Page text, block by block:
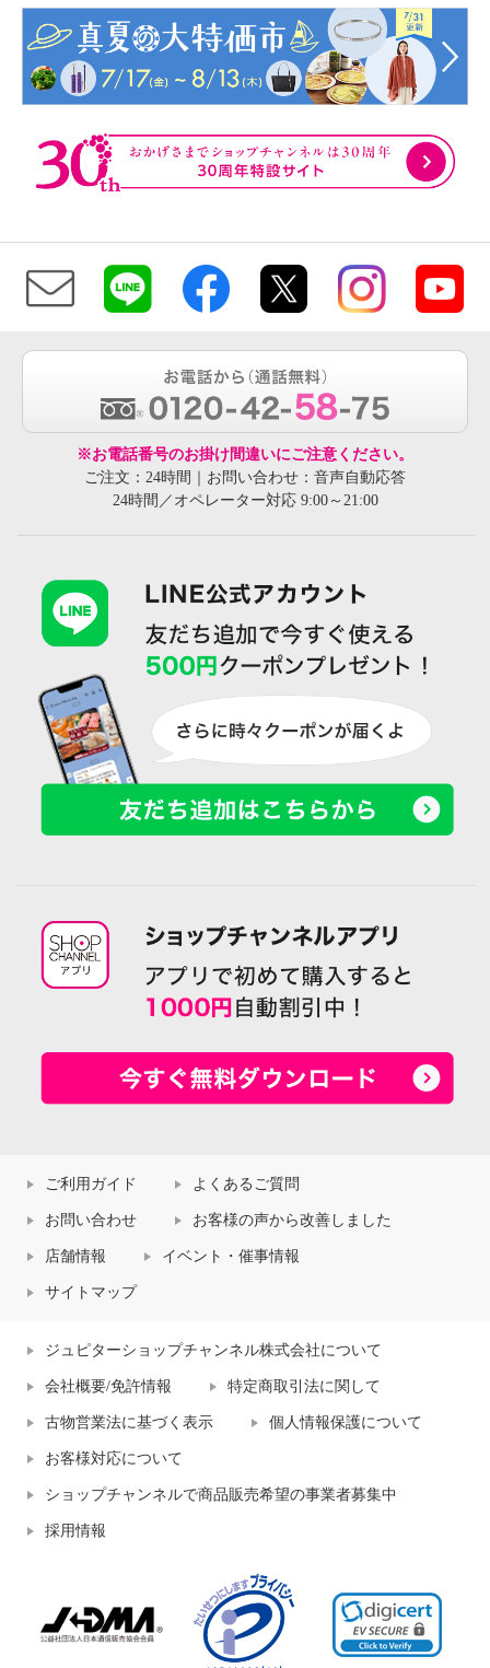
※お電話番号のお掛け間違いにご注意ください。
ご注文：24時間｜お問い合わせ：音声自動応答
24時間／オペレーター対応 9:00～21:00
ご利用ガイド よくあるご質問
お問い合わせ お客様の声から改善しました
店舗情報 イベント・催事情報
サイトマップ
ジュピターショップチャンネル株式会社について
会社概要/免許情報 特定商取引法に関して
古物営業法に基づく表示 個人情報保護について
お客様対応について
ショップチャンネルで商品販売希望の事業者募集中
採用情報